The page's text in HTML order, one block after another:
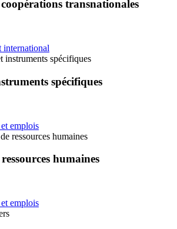
transnationales
international
instruments spécifiques
spécifiques
emplois
ressources humaines
humaines
emplois